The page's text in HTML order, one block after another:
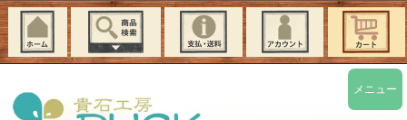
メニュー